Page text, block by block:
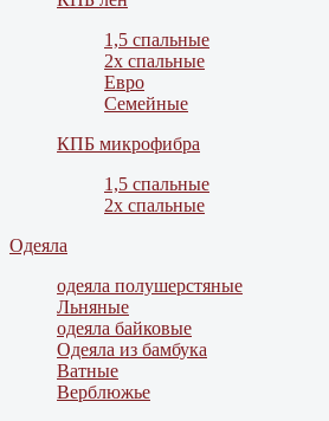
1,5 спальные
2х спальные
Евро
Семейные
КПБ микрофибра
1,5 спальные
2х спальные
Одеяла
одеяла полушерстяные
Льняные
одеяла байковые
Одеяла из бамбука
Ватные
Верблюжье